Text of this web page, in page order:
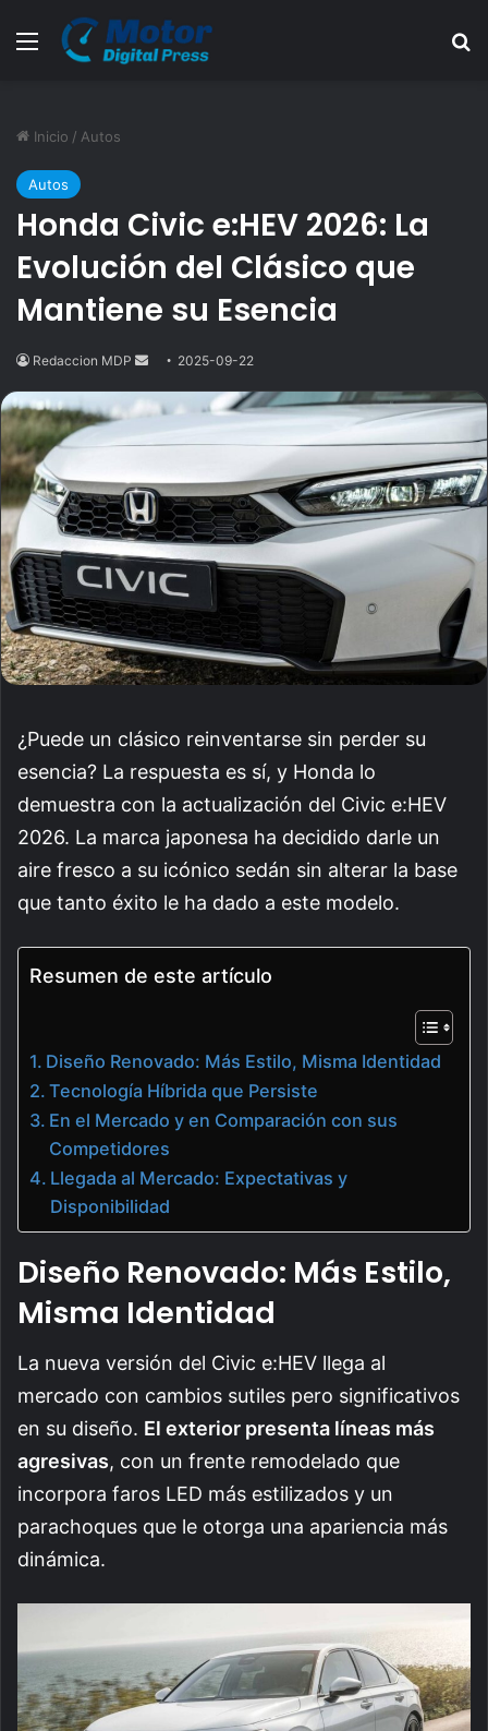
Menú
Inicio / Autos
Autos
Honda Civic e:HEV 2026: La
Evolución del Clásico que
Mantiene su Esencia
Redaccion MDP
Send
email
2025-09-22
¿Puede un clásico reinventarse sin perder su
esencia? La respuesta es sí, y Honda lo
demuestra con la actualización del Civic e:HEV
2026. La marca japonesa ha decidido darle un
aire fresco a su icónico sedán sin alterar la base
que tanto éxito le ha dado a este modelo.
Resumen de este artículo
Diseño Renovado: Más Estilo, Misma Identidad
Tecnología Híbrida que Persiste
En el Mercado y en Comparación con sus
Competidores
Llegada al Mercado: Expectativas y
Disponibilidad
Diseño Renovado: Más Estilo,
Misma Identidad
La nueva versión del Civic e:HEV llega al
mercado con cambios sutiles pero significativos
en su diseño. El exterior presenta líneas más
agresivas, con un frente remodelado que
incorpora faros LED más estilizados y un
parachoques que le otorga una apariencia más
dinámica.